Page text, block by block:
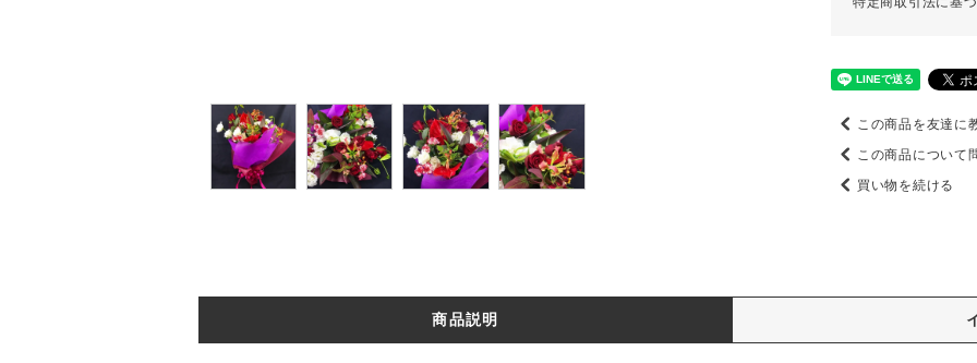
この商品を友達に
この商品について
買い物を続ける
商品説明